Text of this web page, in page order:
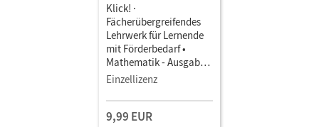
Klick! ·
Fächerübergreifendes
Lehrwerk für Lernende
mit Förderbedarf •
Mathematik - Ausgabe
ab 2024 · 7. Schuljahr •
Mit Medien
Einzellizenz
9,99 EUR